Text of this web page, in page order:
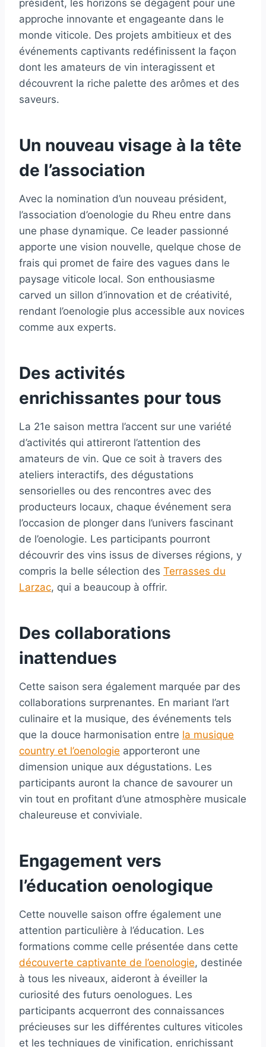
président, les horizons se dégagent pour une
approche innovante et engageante dans le
monde viticole. Des projets ambitieux et des
événements captivants redéfinissent la façon
dont les amateurs de vin interagissent et
découvrent la riche palette des arômes et des
saveurs.
Un nouveau visage à la tête
de l’association
Avec la nomination d’un nouveau président,
l’association d’oenologie du Rheu entre dans
une phase dynamique. Ce leader passionné
apporte une vision nouvelle, quelque chose de
frais qui promet de faire des vagues dans le
paysage viticole local. Son enthousiasme
carved un sillon d’innovation et de créativité,
rendant l’oenologie plus accessible aux novices
comme aux experts.
Des activités
enrichissantes pour tous
La 21e saison mettra l’accent sur une variété
d’activités qui attireront l’attention des
amateurs de vin. Que ce soit à travers des
ateliers interactifs, des dégustations
sensorielles ou des rencontres avec des
producteurs locaux, chaque événement sera
l’occasion de plonger dans l’univers fascinant
de l’oenologie. Les participants pourront
découvrir des vins issus de diverses régions, y
compris la belle sélection des Terrasses du
Larzac, qui a beaucoup à offrir.
Des collaborations
inattendues
Cette saison sera également marquée par des
collaborations surprenantes. En mariant l’art
culinaire et la musique, des événements tels
que la douce harmonisation entre la musique
country et l’oenologie apporteront une
dimension unique aux dégustations. Les
participants auront la chance de savourer un
vin tout en profitant d’une atmosphère musicale
chaleureuse et conviviale.
Engagement vers
l’éducation oenologique
Cette nouvelle saison offre également une
attention particulière à l’éducation. Les
formations comme celle présentée dans cette
découverte captivante de l’oenologie, destinée
à tous les niveaux, aideront à éveiller la
curiosité des futurs oenologues. Les
participants acquerront des connaissances
précieuses sur les différentes cultures viticoles
et les techniques de vinification, enrichissant